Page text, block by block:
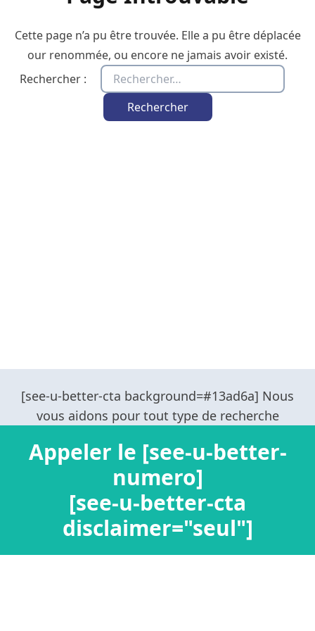
Cette page n’a pu être trouvée. Elle a pu être déplacée
our renommée, ou encore ne jamais avoir existé.
Rechercher :
Appeler le [see-u-better-
numero]
[see-u-better-cta
disclaimer="seul"]